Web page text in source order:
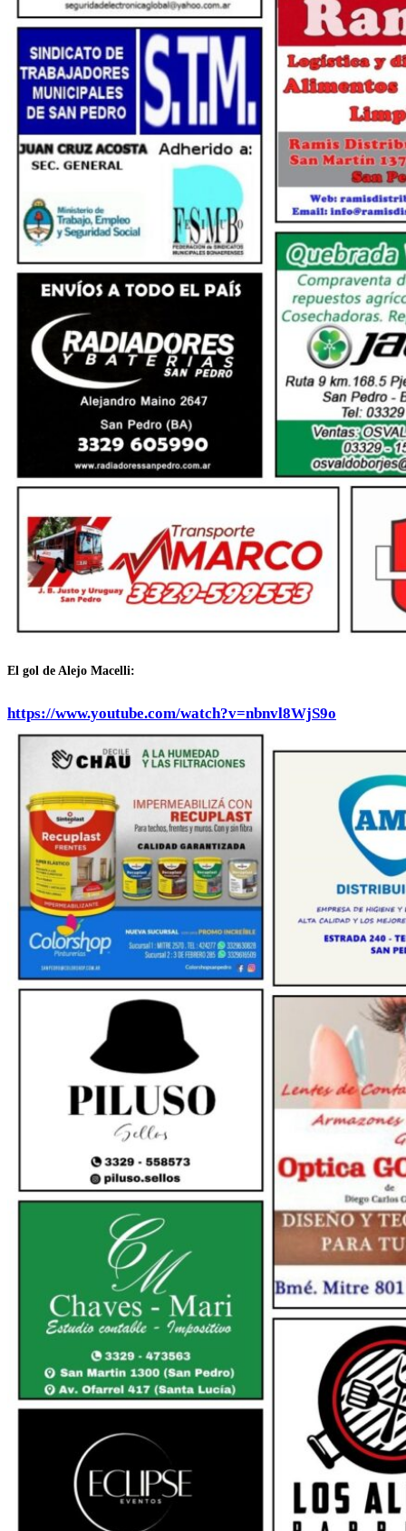
El gol de Alejo Macelli:
https://www.youtube.com/watch?v=nbnvl8WjS9o